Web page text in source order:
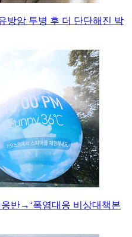
방암 투병 후 더 단단해진 박
반→‘폭염대응 비상대책본